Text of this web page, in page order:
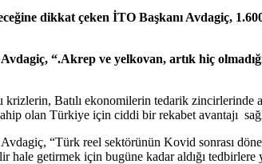
dikkat çeken İTO Başkanı Avdagiç,
“.Akrep ve yelkovan, artık hiç
Batılı ekonomilerin tedarik zincirlerinde
olan Türkiye için ciddi bir rekabet avantajı
“Türk reel sektörünün Kovid sonrası
hale getirmek için bugüne kadar aldığı